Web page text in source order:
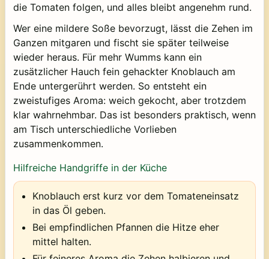
die Tomaten folgen, und alles bleibt angenehm rund.
Wer eine mildere Soße bevorzugt, lässt die Zehen im
Ganzen mitgaren und fischt sie später teilweise
wieder heraus. Für mehr Wumms kann ein
zusätzlicher Hauch fein gehackter Knoblauch am
Ende untergerührt werden. So entsteht ein
zweistufiges Aroma: weich gekocht, aber trotzdem
klar wahrnehmbar. Das ist besonders praktisch, wenn
am Tisch unterschiedliche Vorlieben
zusammenkommen.
Hilfreiche Handgriffe in der Küche
Knoblauch erst kurz vor dem Tomateneinsatz
in das Öl geben.
Bei empfindlichen Pfannen die Hitze eher
mittel halten.